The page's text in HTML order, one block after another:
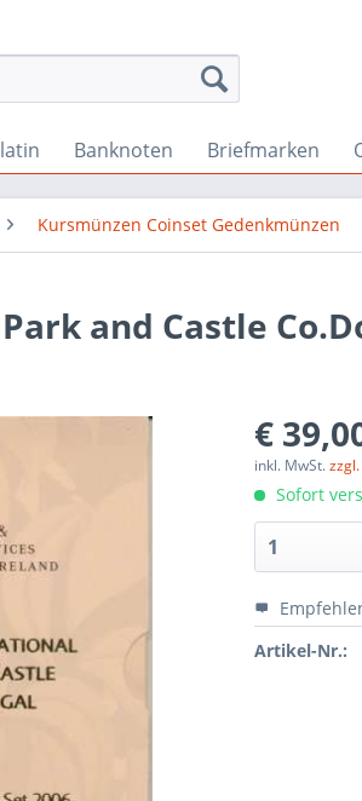
Banknoten Briefmarken
Kursmünzen Coinset Gedenkmünzen
and Castle
€
inkl. MwSt.
Sofort
Artikel-Nr.: